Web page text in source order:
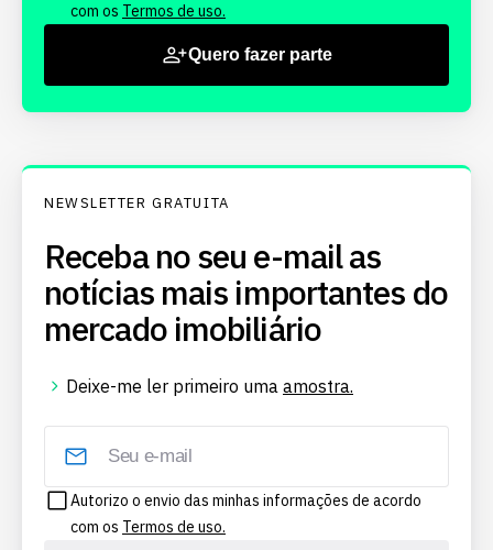
com os Termos de uso.
Quero fazer parte
NEWSLETTER GRATUITA
Receba no seu e-mail as
notícias mais importantes do
mercado imobiliário
Deixe-me ler primeiro uma amostra.
Autorizo o envio das minhas informações de acordo
com os Termos de uso.